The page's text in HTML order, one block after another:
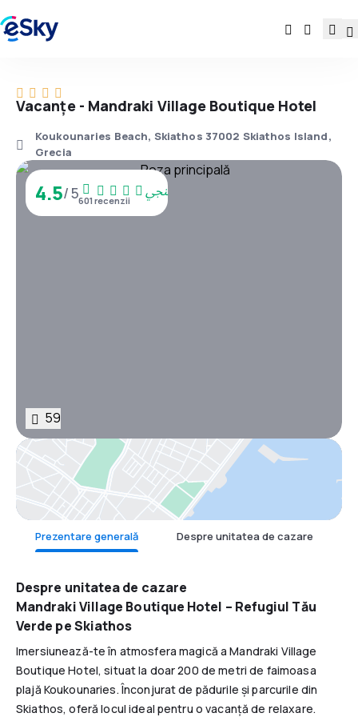
Vacanţe - Mandraki Village Boutique Hotel
Koukounaries Beach, Skiathos 37002 Skiathos Island,
Grecia
4.5/ 5601 recenzii
59
Hartă
Prezentare generală Despre unitatea de cazare
Despre unitatea de cazare
Mandraki Village Boutique Hotel – Refugiul Tău
Verde pe Skiathos
Imersiunează-te în atmosfera magică a Mandraki Village
Boutique Hotel, situat la doar 200 de metri de faimoasa
plajă Koukounaries. Înconjurat de pădurile și parcurile din
Skiathos, oferă locul ideal pentru o vacanță de relaxare.